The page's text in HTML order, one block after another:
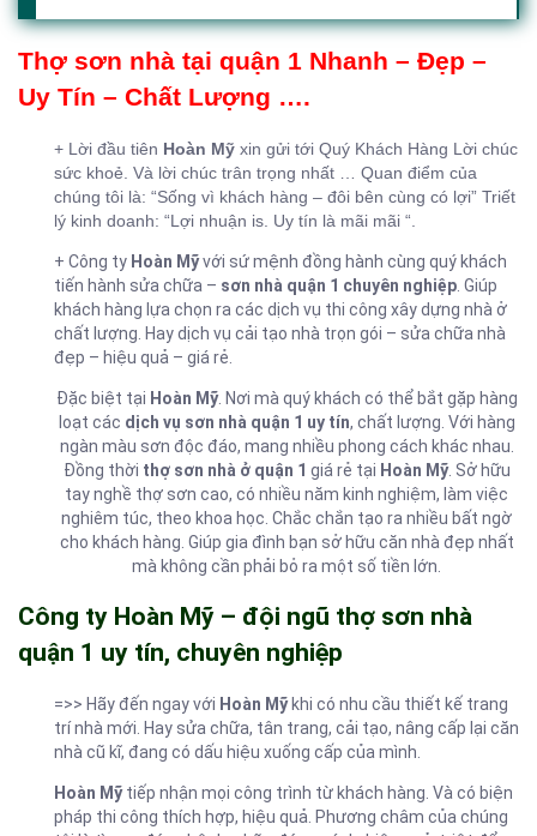
Thợ sơn nhà tại quận 1 Nhanh – Đẹp –
Uy Tín – Chất Lượng ….
+ Lời đầu tiên Hoàn Mỹ xin gửi tới Quý Khách Hàng Lời chúc
sức khoẻ. Và lời chúc trân trọng nhất … Quan điểm của
chúng tôi là: “Sống vì khách hàng – đôi bên cùng có lợi” Triết
lý kinh doanh: “Lợi nhuận is. Uy tín là mãi mãi “.
+ Công ty Hoàn Mỹvới sứ mệnh đồng hành cùng quý khách
tiến hành sửa chữa – sơn nhà quận 1 chuyên nghiệp . Giúp
khách hàng lựa chọn ra các dịch vụ thi công xây dựng nhà ở
chất lượng. Hay dịch vụ cải tạo nhà trọn gói – sửa chữa nhà
đẹp – hiệu quả – giá rẻ.
Đặc biệt tại Hoàn Mỹ. Nơi mà quý khách có thể bắt gặp hàng
loạt các dịch vụ sơn nhà quận 1 uy tín, chất lượng. Với hàng
ngàn màu sơn độc đáo, mang nhiều phong cách khác nhau.
Đồng thời thợ sơn nhà ở quận 1 giá rẻ tại Hoàn Mỹ. Sở hữu
tay nghề thợ sơn cao, có nhiều năm kinh nghiệm, làm việc
nghiêm túc, theo khoa học. Chắc chắn tạo ra nhiều bất ngờ
cho khách hàng. Giúp gia đình bạn sở hữu căn nhà đẹp nhất
mà không cần phải bỏ ra một số tiền lớn.
Công ty Hoàn Mỹ – đội ngũ thợ sơn nhà
quận 1 uy tín, chuyên nghiệp
=>> Hãy đến ngay với Hoàn Mỹkhi có nhu cầu thiết kế trang
trí nhà mới. Hay sửa chữa, tân trang, cải tạo, nâng cấp lại căn
nhà cũ kĩ, đang có dấu hiệu xuống cấp của mình.
Hoàn Mỹtiếp nhận mọi công trình từ khách hàng. Và có biện
pháp thi công thích hợp, hiệu quả. Phương châm của chúng